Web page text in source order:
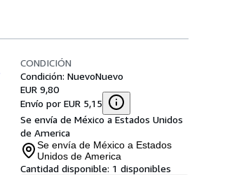
CONDICIÓN
Condición: NuevoNuevo
EUR 9,80
Envío por EUR 5,15
Se envía de México a Estados Unidos
de America
Se envía de México a Estados
Unidos de America
Cantidad disponible: 1 disponibles